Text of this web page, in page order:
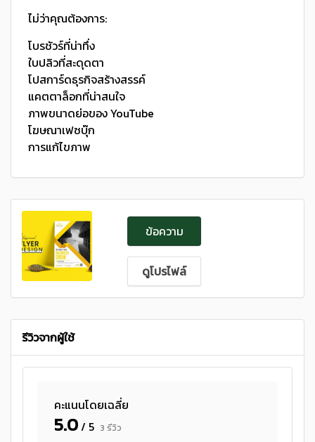
ไม่ว่าคุณต้องการ:
โบรชัวร์ที่น่าทึ่ง
ใบปลิวที่สะดุดตา
โปสการ์ดธุรกิจสร้างสรรค์
แคตตาล็อกที่น่าสนใจ
ภาพขนาดย่อของ YouTube
โฆษณาเฟซบุ๊ก
การแก้ไขภาพ
ข้อความ
ดูโปรไฟล์
รีวิวจากผู้ใช้
คะแนนโดยเฉลี่ย
5.0/ 5 3 รีวิว